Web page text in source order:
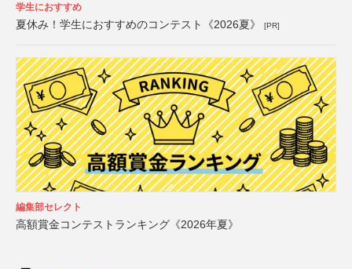
学生におすすめ
夏休み！学生におすすめのコンテスト《2026夏》 [PR]
編集部セレクト
高額賞金コンテストランキング《2026年夏》